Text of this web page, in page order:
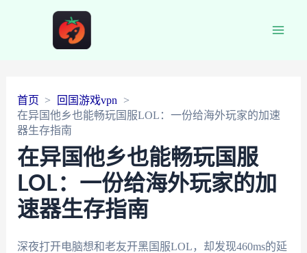
首页
回国游戏vpn
在异国他乡也能畅玩国服LOL：一份给海外玩家的加速
器生存指南
在异国他乡也能畅玩国服
LOL：一份给海外玩家的加
速器生存指南
深夜打开电脑想和老友开黑国服LOL，却发现460ms的延